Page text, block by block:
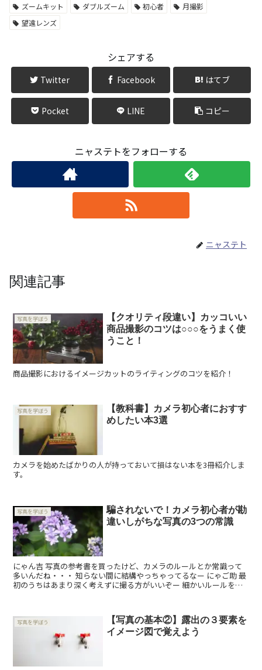
ズームキット ダブルズーム 初心者
月撮影
望遠レンズ
シェアする
Twitter Facebook はてブ
Pocket LINE コピー
ニャステトをフォローする
ニャステト
関連記事
写真を学ぼう
【クオリティ段違い】カッコいい
商品撮影のコツは○○○をうまく使
うこと！
商品撮影におけるイメージカットのライティングのコツを紹介！
写真を学ぼう
【教科書】カメラ初心者におすす
めしたい本3選
カメラを始めたばかりの人が持っておいて損はない本を3冊紹介しま
す。
写真を学ぼう
騙されないで！カメラ初心者が勘
違いしがちな写真の3つの常識
にゃん吉 写真の参考書を買ったけど、カメラのルールとか常識って
多いんだね・・・ 知らない間に結構やっちゃってるなー にゃご助 最
初のうちはあまり深く考えずに撮る方がいいぞー 細かいルールを気
写真を学ぼう
【写真の基本②】露出の３要素を
イメージ図で覚えよう